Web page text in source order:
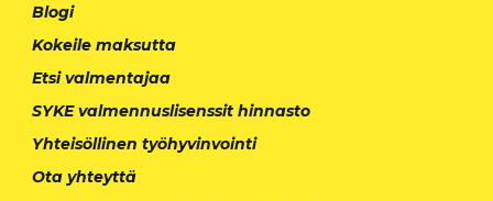
Blogi
Kokeile maksutta
Etsi valmentajaa
SYKE valmennuslisenssit hinnasto
Yhteisöllinen työhyvinvointi
Ota yhteyttä